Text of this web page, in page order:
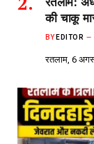
की चाकू
BY EDITOR
रतलाम, 6